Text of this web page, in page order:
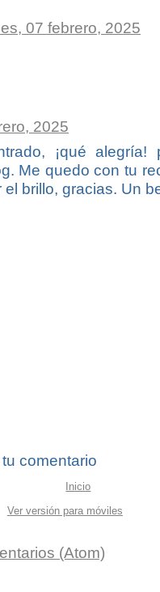
07 febrero, 2025
2025
¡qué
Me quedo con tu
el brillo, gracias. Un
comentario
Inicio
Ver versión para móviles
(Atom)